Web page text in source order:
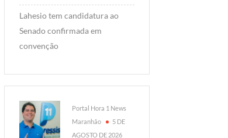
Lahesio tem candidatura ao
Senado confirmada em
convenção
Portal Hora 1 News
Maranhão
5 DE
AGOSTO DE 2026